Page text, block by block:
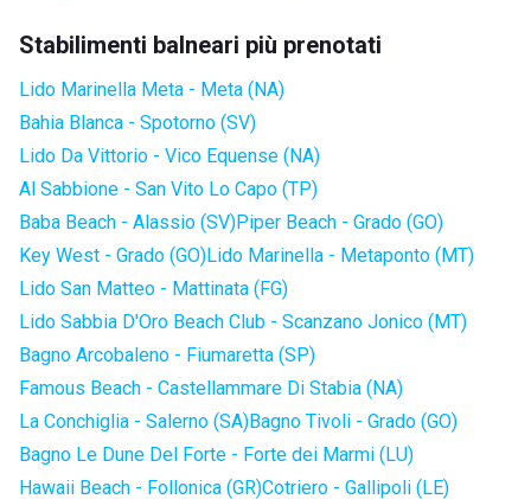
Stabilimenti balneari più prenotati
Lido Marinella Meta - Meta (NA)
Bahia Blanca - Spotorno (SV)
Lido Da Vittorio - Vico Equense (NA)
Al Sabbione - San Vito Lo Capo (TP)
Baba Beach - Alassio (SV)Piper Beach - Grado (GO)
Key West - Grado (GO)Lido Marinella - Metaponto (MT)
Lido San Matteo - Mattinata (FG)
Lido Sabbia D'Oro Beach Club - Scanzano Jonico (MT)
Bagno Arcobaleno - Fiumaretta (SP)
Famous Beach - Castellammare Di Stabia (NA)
La Conchiglia - Salerno (SA)Bagno Tivoli - Grado (GO)
Bagno Le Dune Del Forte - Forte dei Marmi (LU)
Hawaii Beach - Follonica (GR)Cotriero - Gallipoli (LE)